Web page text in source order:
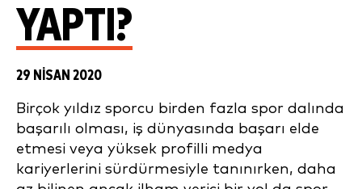
YAPTI?
29 NISAN 2020
Birçok yıldız sporcu birden fazla spor dalında
başarılı olması, iş dünyasında başarı elde
etmesi veya yüksek profilli medya
kariyerlerini sürdürmesiyle tanınırken, daha